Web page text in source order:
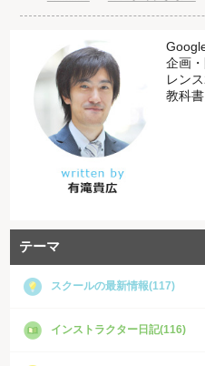
企画
レン
教科
テーマ
スクールの最新情報(117)
インストラクター日記(116)